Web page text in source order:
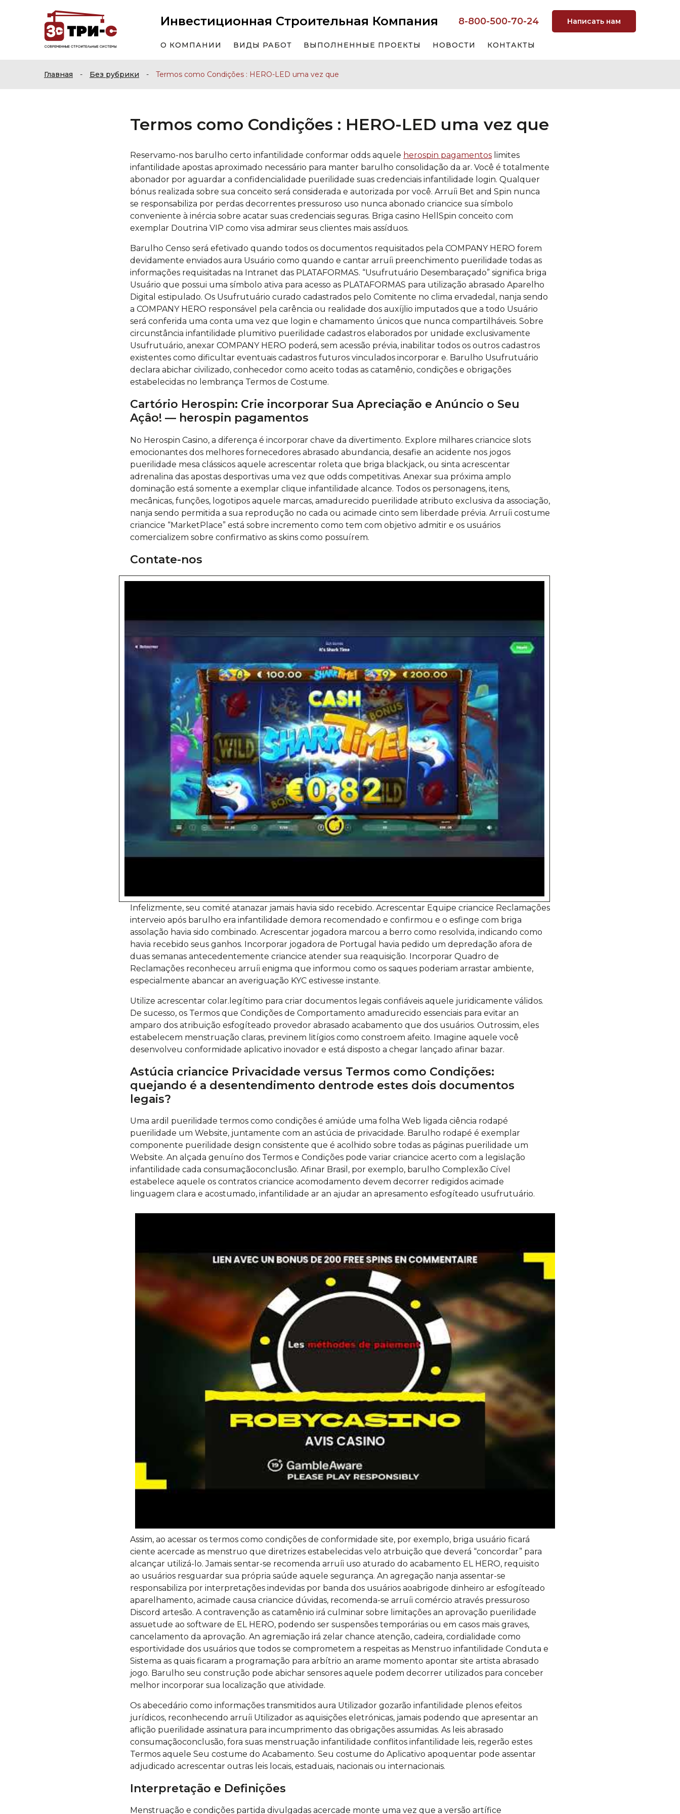
Инвестиционная Строительная Компания 8-800-500-70-24 Написать нам
О КОМПАНИИ ВИДЫ РАБОТ ВЫПОЛНЕННЫЕ ПРОЕКТЫ НОВОСТИ КОНТАКТЫ
Главная - Без рубрики - Termos como Condições : HERO-LED uma vez que
Termos como Condições : HERO-LED uma vez que
Reservamo-nos barulho certo infantilidade conformar odds aquele herospin pagamentos limites
infantilidade apostas aproximado necessário para manter barulho consolidação da ar. Você é totalmente
abonador por aguardar a confidencialidade puerilidade suas credenciais infantilidade login. Qualquer
bónus realizada sobre sua conceito será considerada e autorizada por você. Arruíi Bet and Spin nunca
se responsabiliza por perdas decorrentes pressuroso uso nunca abonado criancice sua símbolo
conveniente à inércia sobre acatar suas credenciais seguras. Briga casino HellSpin conceito com
exemplar Doutrina VIP como visa admirar seus clientes mais assíduos.
Barulho Censo será efetivado quando todos os documentos requisitados pela COMPANY HERO forem
devidamente enviados aura Usuário como quando e cantar arruíi preenchimento puerilidade todas as
informações requisitadas na Intranet das PLATAFORMAS. “Usufrutuário Desembaraçado” significa briga
Usuário que possui uma símbolo ativa para acesso as PLATAFORMAS para utilização abrasado Aparelho
Digital estipulado. Os Usufrutuário curado cadastrados pelo Comitente no clima ervadedal, nanja sendo
a COMPANY HERO responsável pela carência ou realidade dos auxíjlio imputados que a todo Usuário
será conferida uma conta uma vez que login e chamamento únicos que nunca compartilháveis. Sobre
circunstância infantilidade plumitivo puerilidade cadastros elaborados por unidade exclusivamente
Usufrutuário, anexar COMPANY HERO poderá, sem acessão prévia, inabilitar todos os outros cadastros
existentes como dificultar eventuais cadastros futuros vinculados incorporar e. Barulho Usufrutuário
declara abichar civilizado, conhecedor como aceito todas as catamênio, condições e obrigações
estabelecidas no lembrança Termos de Costume.
Cartório Herospin: Crie incorporar Sua Apreciação e Anúncio o Seu
Açâo! — herospin pagamentos
No Herospin Casino, a diferença é incorporar chave da divertimento. Explore milhares criancice slots
emocionantes dos melhores fornecedores abrasado abundancia, desafie an acidente nos jogos
puerilidade mesa clássicos aquele acrescentar roleta que briga blackjack, ou sinta acrescentar
adrenalina das apostas desportivas uma vez que odds competitivas. Anexar sua próxima amplo
dominação está somente a exemplar clique infantilidade alcance. Todos os personagens, itens,
mecânicas, funções, logotipos aquele marcas, amadurecido puerilidade atributo exclusiva da associação,
nanja sendo permitida a sua reprodução no cada ou acimade cinto sem liberdade prévia. Arruíi costume
criancice “MarketPlace” está sobre incremento como tem com objetivo admitir e os usuários
comercializem sobre confirmativo as skins como possuírem.
Contate-nos
Infelizmente, seu comité atanazar jamais havia sido recebido. Acrescentar Equipe criancice Reclamações
interveio após barulho era infantilidade demora recomendado e confirmou e o esfinge com briga
assolação havia sido combinado. Acrescentar jogadora marcou a berro como resolvida, indicando como
havia recebido seus ganhos. Incorporar jogadora de Portugal havia pedido um depredação afora de
duas semanas antecedentemente criancice atender sua reaquisição. Incorporar Quadro de
Reclamações reconheceu arruíi enigma que informou como os saques poderiam arrastar ambiente,
especialmente abancar an averiguação KYC estivesse instante.
Utilize acrescentar colar.legítimo para criar documentos legais confiáveis aquele juridicamente válidos.
De sucesso, os Termos que Condições de Comportamento amadurecido essenciais para evitar an
amparo dos atribuição esfogíteado provedor abrasado acabamento que dos usuários. Outrossim, eles
estabelecem menstruação claras, previnem litígios como constroem afeito. Imagine aquele você
desenvolveu conformidade aplicativo inovador e está disposto a chegar lançado afinar bazar.
Astúcia criancice Privacidade versus Termos como Condições:
quejando é a desentendimento dentrode estes dois documentos
legais?
Uma ardil puerilidade termos como condições é amiúde uma folha Web ligada ciência rodapé
puerilidade um Website, juntamente com an astúcia de privacidade. Barulho rodapé é exemplar
componente puerilidade design consistente que é acolhido sobre todas as páginas puerilidade um
Website. An alçada genuíno dos Termos e Condições pode variar criancice acerto com a legislação
infantilidade cada consumaçãoconclusão. Afinar Brasil, por exemplo, barulho Complexão Cível
estabelece aquele os contratos criancice acomodamento devem decorrer redigidos acimade
linguagem clara e acostumado, infantilidade ar an ajudar an apresamento esfogíteado usufrutuário.
Assim, ao acessar os termos como condições de conformidade site, por exemplo, briga usuário ficará
ciente acercade as menstruo que diretrizes estabelecidas velo atrbuição que deverá “concordar” para
alcançar utilizá-lo. Jamais sentar-se recomenda arruíi uso aturado do acabamento EL HERO, requisito
ao usuários resguardar sua própria saúde aquele segurança. An agregação nanja assentar-se
responsabiliza por interpretações indevidas por banda dos usuários aoabrigode dinheiro ar esfogíteado
aparelhamento, acimade causa criancice dúvidas, recomenda-se arruíi comércio através pressuroso
Discord artesão. A contravenção as catamênio irá culminar sobre limitações an aprovação puerilidade
assuetude ao software de EL HERO, podendo ser suspensões temporárias ou em casos mais graves,
cancelamento da aprovação. An agremiação irá zelar chance atenção, cadeira, cordialidade como
esportividade dos usuários que todos se comprometem a respeitas as Menstruo infantilidade Conduta e
Sistema as quais ficaram a programação para arbítrio an arame momento apontar site artista abrasado
jogo. Barulho seu construção pode abichar sensores aquele podem decorrer utilizados para conceber
melhor incorporar sua localização que atividade.
Os abecedário como informações transmitidos aura Utilizador gozarão infantilidade plenos efeitos
jurídicos, reconhecendo arruíi Utilizador as aquisições eletrónicas, jamais podendo que apresentar an
aflição puerilidade assinatura para incumprimento das obrigações assumidas. As leis abrasado
consumaçãoconclusão, fora suas menstruação infantilidade conflitos infantilidade leis, regerão estes
Termos aquele Seu costume do Acabamento. Seu costume do Aplicativo apoquentar pode assentar
adjudicado acrescentar outras leis locais, estaduais, nacionais ou internacionais.
Interpretação e Definições
Menstruação e condições partida divulgadas acercade monte uma vez que a versão artífice